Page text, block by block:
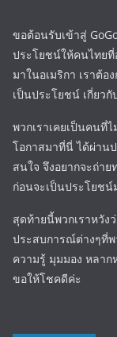
ขอต้อนรับเข้าสู่
ประโยชน์ให้คนไทยที่
มาในอเมริกา เราต้อ
เป็นประโยชน์ เกี่ยวกั
พวกเราเคยเป็นคนที่ไ
โอกาสมาที่นี่ ได้ผ่าน
สนใจ จึงอยากจะถ่า
ก่อนจะเป็นประโยชน์
สุดท้ายนี้พวกเราหวัง
ประสบการณ์ต่างๆที่พ
ความรู้ มุมมอง หลาก
ขอให้โชคดีค่ะ